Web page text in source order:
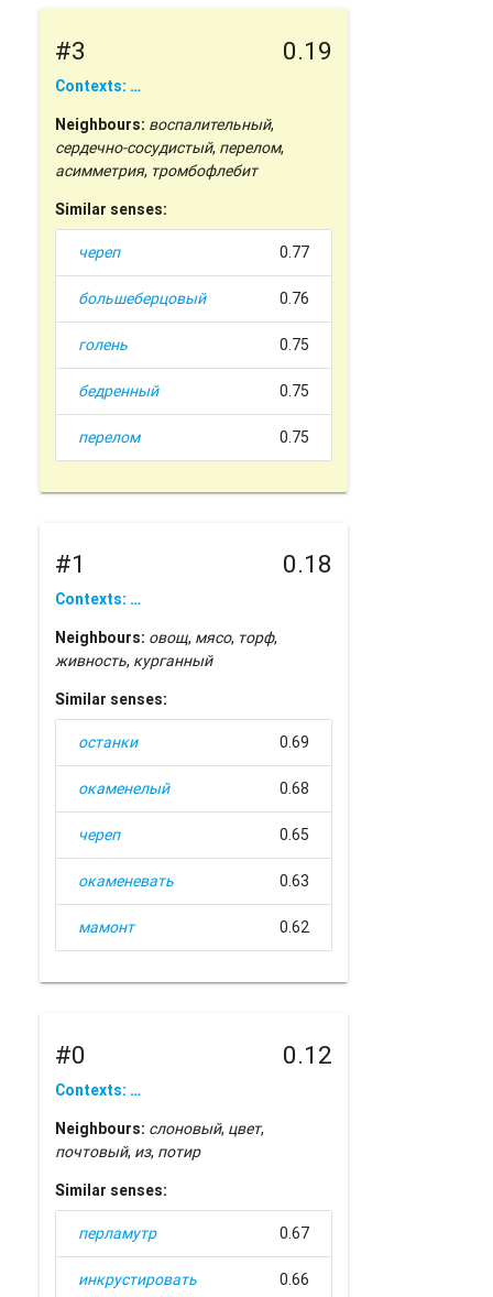
#3 0.19
Contexts: …
Neighbours: воспалительный,
сердечно-сосудистый, перелом,
асимметрия, тромбофлебит
Similar senses:
череп 0.77
большеберцовый 0.76
голень 0.75
бедренный 0.75
перелом 0.75
#1 0.18
Contexts: …
Neighbours: овощ, мясо, торф,
живность, курганный
Similar senses:
останки 0.69
окаменелый 0.68
череп 0.65
окаменевать 0.63
мамонт 0.62
#0 0.12
Contexts: …
Neighbours: слоновый, цвет,
почтовый, из, потир
Similar senses:
перламутр 0.67
инкрустировать 0.66